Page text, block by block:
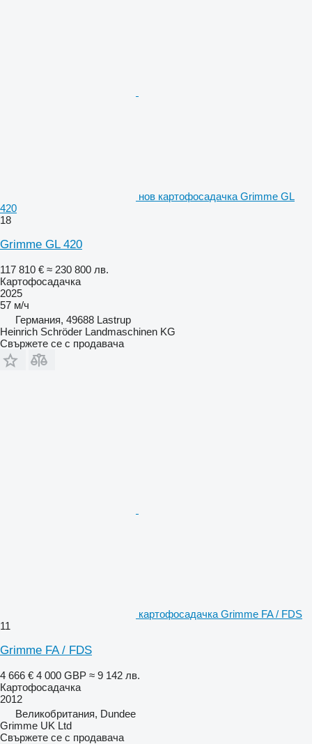
нов картофосадачка Grimme GL
420
18
Grimme GL 420
117 810 € ≈ 230 800 лв.
Картофосадачка
2025
57 м/ч
Германия, 49688 Lastrup
Heinrich Schröder Landmaschinen KG
Свържете се с продавача
картофосадачка Grimme FA / FDS
11
Grimme FA / FDS
4 666 € 4 000 GBP ≈ 9 142 лв.
Картофосадачка
2012
Великобритания, Dundee
Grimme UK Ltd
Свържете се с продавача